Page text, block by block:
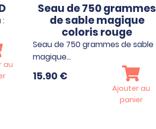
:
au
Seau de 750 grammes
de sable magique
coloris rouge
Seau de 750 grammes de sable
magique…
15.90 €
Ajouter au
panier